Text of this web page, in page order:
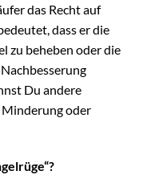
das Recht auf
dass er die
zu beheben oder die
Du andere
Minderung oder